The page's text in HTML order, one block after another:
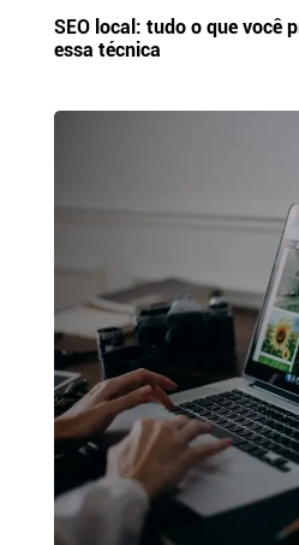
SEO local: tudo o que você
essa técnica